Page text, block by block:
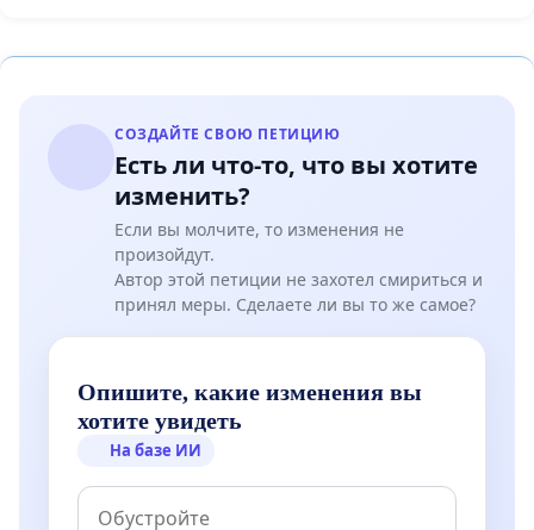
СОЗДАЙТЕ СВОЮ ПЕТИЦИЮ
Есть ли что-то, что вы хотите
изменить?
Если вы молчите, то изменения не
произойдут.
Автор этой петиции не захотел смириться и
принял меры. Сделаете ли вы то же самое?
Опишите, какие изменения вы
хотите увидеть
На базе ИИ